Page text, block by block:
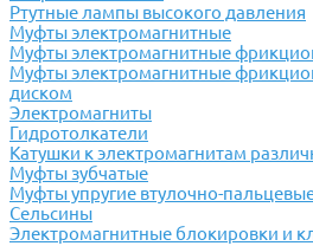
Ртутные лампы высокого давления
Муфты электромагнитные
Муфты электромагнитные
Муфты электромагнитные
диском
Электромагниты
Гидротолкатели
Катушки к электромагнитам
Муфты зубчатые
Муфты упругие втулочно-
Сельсины
Электромагнитные блокировки и